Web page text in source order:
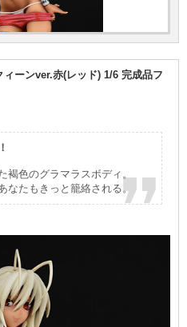
ーンver.赤(レッド) 1/6 完成品フ
褐色のグラマラスボディ。
なたもきっと籠絡される。